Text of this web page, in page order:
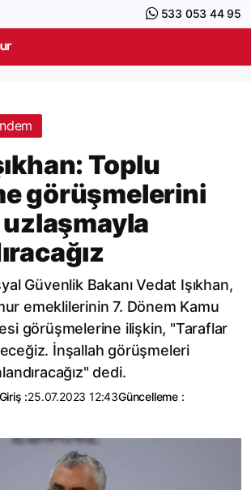
533 053 44 95
Toplu
görüşmelerini
Güvenlik Bakanı Vedat Işıkhan,
emeklilerinin 7. Dönem Kamu
görüşmelerine ilişkin, "Taraflar
İnşallah görüşmeleri
dedi.
:25.07.2023 12:43Güncelleme :